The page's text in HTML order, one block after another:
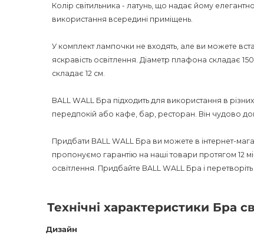
Колір світильника - латунь, що надає йому
використання всередині приміщень.
У комплект лампочки не входять, але ви можете
яскравість освітлення. Діаметр плафона складає
складає 12 см.
BALL WALL Бра підходить для використання в
передпокій або кафе, бар, ресторан. Він чудово
Придбати BALL WALL Бра ви можете в інтернет-
пропонуємо гарантію на наші товари протягом 12
освітлення. Придбайте BALL WALL Бра і
Технічні характеристики Бра
Дизайн